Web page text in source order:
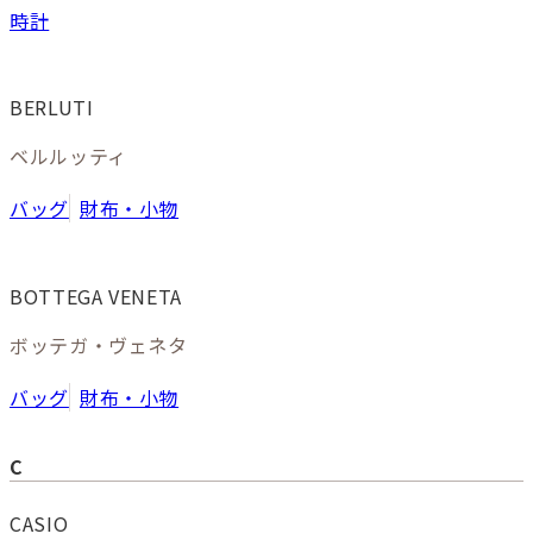
時計
BERLUTI
ベルルッティ
バッグ 財布・小物
BOTTEGA VENETA
ボッテガ・ヴェネタ
バッグ 財布・小物
C
CASIO